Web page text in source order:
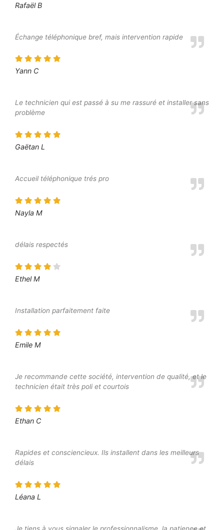
Rafaël B
Échange téléphonique bref, mais intervention rapide
Yann C
Le technicien qui est passé à su me rassuré et installer sans
problème
Gaëtan L
Accueil téléphonique trés pro
Nayla M
délais respectés
Ethel M
Installation parfaitement faite
Emile M
Je recommande cette société, intervention de qualité, et le
technicien était très poli et courtois
Ethan C
Rapides et consciencieux. Ils installent dans les meilleurs
délais
Léana L
Je tiens à vous signaler le professionnalisme, la patience et